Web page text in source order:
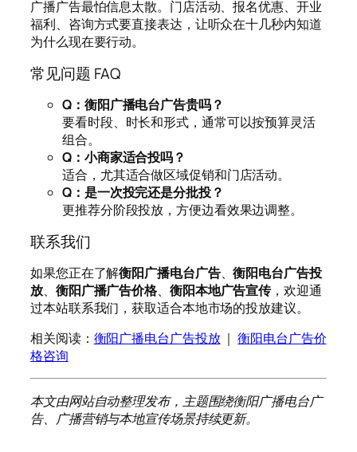
广播广告最怕信息太散。门店活动、报名优惠、开业
福利、咨询方式要直接表达，让听众在十几秒内知道
为什么现在要行动。
常见问题 FAQ
Q：衡阳广播电台广告贵吗？
要看时段、时长和形式，通常可以按预算灵活
组合。
Q：小商家适合投吗？
适合，尤其适合做区域促销和门店活动。
Q：是一次投完还是分批投？
更推荐分阶段投放，方便边看效果边调整。
联系我们
如果您正在了解衡阳广播电台广告、衡阳电台广告投
放、 衡阳广播广告价格、 衡阳本地广告宣传，欢迎通
过本站联系我们，获取适合本地市场的投放建议。
相关阅读： 衡阳广播电台广告投放｜衡阳电台广告价
格咨询
本文由网站自动整理发布，主题围绕衡阳广播电台广
告、广播营销与本地宣传场景持续更新。